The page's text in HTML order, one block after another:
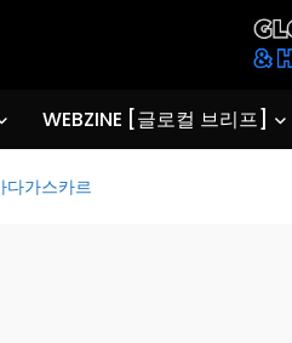
WEBZINE [글로컬 브리프]
다가스카르